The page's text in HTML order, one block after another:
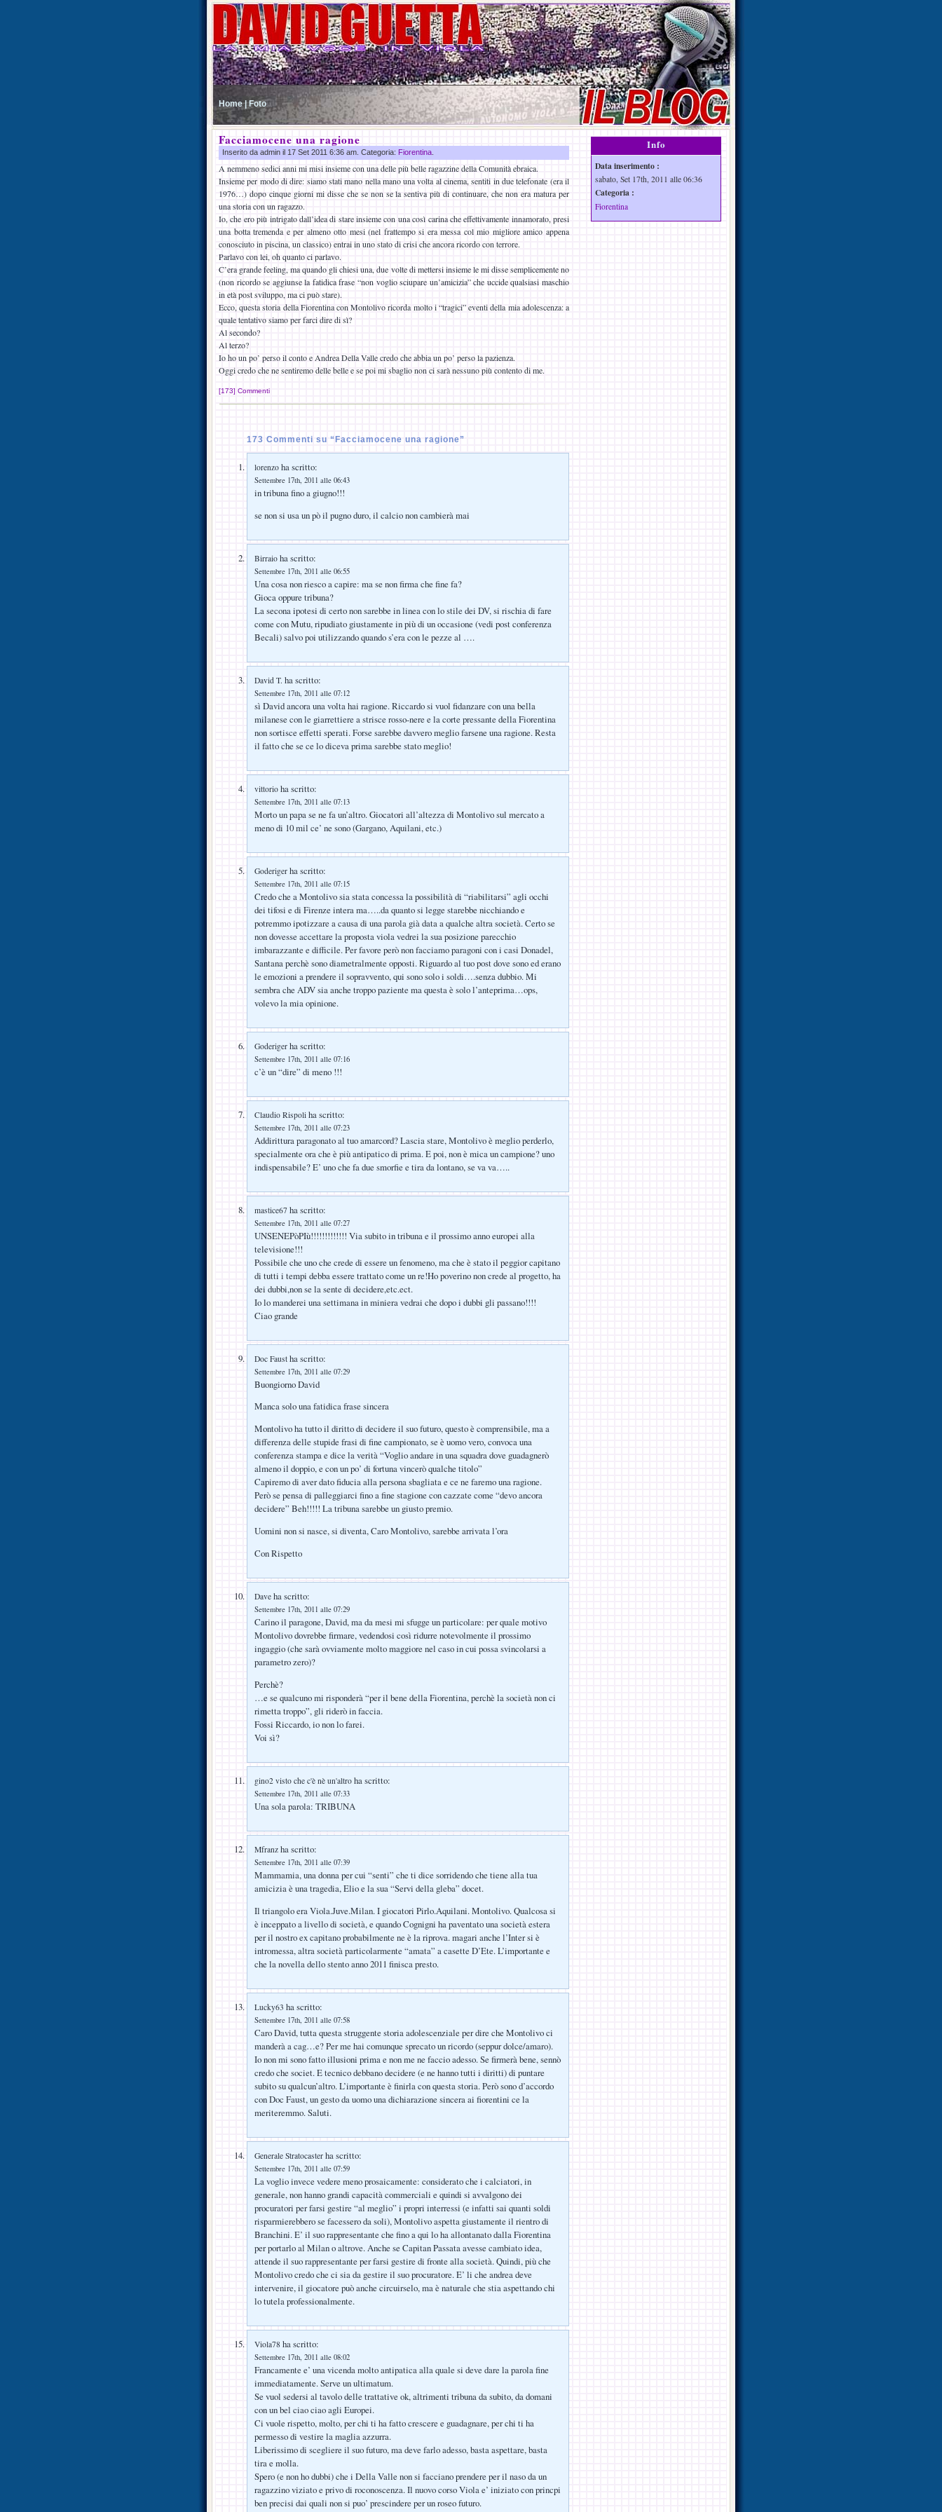
Home | Foto
Facciamocene una ragione
Inserito da admin il 17 Set 2011 6:36 am. Categoria: Fiorentina
A nemmeno sedici anni mi misi insieme con una delle più belle ragazzine della Comunità ebraica.
Insieme per modo di dire: siamo stati mano nella mano una volta al cinema, sentiti in due telefonate (era il
1976…) dopo cinque giorni mi disse che se non se la sentiva più di continuare, che non era matura per
una storia con un ragazzo.
Io, che ero più intrigato dall’idea di stare insieme con una così carina che effettivamente innamorato, presi
una botta tremenda e per almeno otto mesi (nel frattempo si era messa col mio migliore amico appena
conosciuto in piscina, un classico) entrai in uno stato di crisi che ancora ricordo con terrore.
Parlavo con lei, oh quanto ci parlavo.
C’era grande feeling, ma quando gli chiesi una, due volte di mettersi insieme le mi disse semplicemente no
(non ricordo se aggiunse la fatidica frase “non voglio sciupare un’amicizia” che uccide qualsiasi maschio
in età post sviluppo, ma ci può stare).
Ecco, questa storia della Fiorentina con Montolivo ricorda molto i “tragici” eventi della mia adolescenza: a
quale tentativo siamo per farci dire di sì?
Al secondo?
Al terzo?
Io ho un po’ perso il conto e Andrea Della Valle credo che abbia un po’ perso la pazienza.
Oggi credo che ne sentiremo delle belle e se poi mi sbaglio non ci sarà nessuno più contento di me.
[173] Commenti
173 Commenti su “Facciamocene una ragione”
lorenzo ha scritto:
Settembre 17th, 2011 alle 06:43
in tribuna fino a giugno!!!
se non si usa un pò il pugno duro, il calcio non cambierà mai
Birraio ha scritto:
Settembre 17th, 2011 alle 06:55
Una cosa non riesco a capire: ma se non firma che fine fa?
Gioca oppure tribuna?
La secona ipotesi di certo non sarebbe in linea con lo stile dei DV, si rischia di fare
come con Mutu, ripudiato giustamente in più di un occasione (vedi post conferenza
Becali) salvo poi utilizzando quando s’era con le pezze al ….
David T. ha scritto:
Settembre 17th, 2011 alle 07:12
sì David ancora una volta hai ragione. Riccardo si vuol fidanzare con una bella
milanese con le giarrettiere a strisce rosso-nere e la corte pressante della Fiorentina
non sortisce effetti sperati. Forse sarebbe davvero meglio farsene una ragione. Resta
il fatto che se ce lo diceva prima sarebbe stato meglio!
vittorio ha scritto:
Settembre 17th, 2011 alle 07:13
Morto un papa se ne fa un’altro. Giocatori all’altezza di Montolivo sul mercato a
meno di 10 mil ce’ ne sono (Gargano, Aquilani, etc.)
Goderiger ha scritto:
Settembre 17th, 2011 alle 07:15
Credo che a Montolivo sia stata concessa la possibilità di “riabilitarsi” agli occhi
dei tifosi e di Firenze intera ma…..da quanto si legge starebbe nicchiando e
potremmo ipotizzare a causa di una parola già data a qualche altra società. Certo se
non dovesse accettare la proposta viola vedrei la sua posizione parecchio
imbarazzante e difficile. Per favore però non facciamo paragoni con i casi Donadel,
Santana perchè sono diametralmente opposti. Riguardo al tuo post dove sono ed erano
le emozioni a prendere il sopravvento, qui sono solo i soldi….senza dubbio. Mi
sembra che ADV sia anche troppo paziente ma questa è solo l’anteprima…ops,
volevo la mia opinione.
Goderiger ha scritto:
Settembre 17th, 2011 alle 07:16
c’è un “dire” di meno !!!
Claudio Rispoli ha scritto:
Settembre 17th, 2011 alle 07:23
Addirittura paragonato al tuo amarcord? Lascia stare, Montolivo è meglio perderlo,
specialmente ora che è più antipatico di prima. E poi, non è mica un campione? uno
indispensabile? E’ uno che fa due smorfie e tira da lontano, se va va…..
mastice67 ha scritto:
Settembre 17th, 2011 alle 07:27
UNSENEPòPIù!!!!!!!!!!!!! Via subito in tribuna e il prossimo anno europei alla
televisione!!!
Possibile che uno che crede di essere un fenomeno, ma che è stato il peggior capitano
di tutti i tempi debba essere trattato come un re!Ho poverino non crede al progetto, ha
dei dubbi,non se la sente di decidere,etc.ect.
Io lo manderei una settimana in miniera vedrai che dopo i dubbi gli passano!!!!
Ciao grande
Doc Faust ha scritto:
Settembre 17th, 2011 alle 07:29
Buongiorno David
Manca solo una fatidica frase sincera
Montolivo ha tutto il diritto di decidere il suo futuro, questo è comprensibile, ma a
differenza delle stupide frasi di fine campionato, se è uomo vero, convoca una
conferenza stampa e dice la verità “Voglio andare in una squadra dove guadagnerò
almeno il doppio, e con un po’ di fortuna vincerò qualche titolo”
Capiremo di aver dato fiducia alla persona sbagliata e ce ne faremo una ragione.
Però se pensa di palleggiarci fino a fine stagione con cazzate come “devo ancora
decidere” Beh!!!!! La tribuna sarebbe un giusto premio.
Uomini non si nasce, si diventa, Caro Montolivo, sarebbe arrivata l’ora
Con Rispetto
Dave ha scritto:
Settembre 17th, 2011 alle 07:29
Carino il paragone, David, ma da mesi mi sfugge un particolare: per quale motivo
Montolivo dovrebbe firmare, vedendosi così ridurre notevolmente il prossimo
ingaggio (che sarà ovviamente molto maggiore nel caso in cui possa svincolarsi a
parametro zero)?
Perchè?
…e se qualcuno mi risponderà “per il bene della Fiorentina, perchè la società non ci
rimetta troppo”, gli riderò in faccia.
Fossi Riccardo, io non lo farei.
Voi sì?
gino2 visto che c'è nè un'altro ha scritto:
Settembre 17th, 2011 alle 07:33
Una sola parola: TRIBUNA
Mfranz ha scritto:
Settembre 17th, 2011 alle 07:39
Mammamia, una donna per cui “senti” che ti dice sorridendo che tiene alla tua
amicizia è una tragedia, Elio e la sua “Servi della gleba” docet.
Il triangolo era Viola.Juve.Milan. I giocatori Pirlo.Aquilani. Montolivo. Qualcosa si
è inceppato a livello di società, e quando Cognigni ha paventato una società estera
per il nostro ex capitano probabilmente ne è la riprova. magari anche l’Inter si è
intromessa, altra società particolarmente “amata” a casette D’Ete. L’importante e
che la novella dello stento anno 2011 finisca presto.
Lucky63 ha scritto:
Settembre 17th, 2011 alle 07:58
Caro David, tutta questa struggente storia adolescenziale per dire che Montolivo ci
manderà a cag…e? Per me hai comunque sprecato un ricordo (seppur dolce/amaro).
Io non mi sono fatto illusioni prima e non me ne faccio adesso. Se firmerà bene, sennò
credo che societ. E tecnico debbano decidere (e ne hanno tutti i diritti) di puntare
subito su qualcun’altro. L’importante è finirla con questa storia. Però sono d’accordo
con Doc Faust, un gesto da uomo una dichiarazione sincera ai fiorentini ce la
meriteremmo. Saluti.
Generale Stratocaster ha scritto:
Settembre 17th, 2011 alle 07:59
La voglio invece vedere meno prosaicamente: considerato che i calciatori, in
generale, non hanno grandi capacità commerciali e quindi si avvalgono dei
procuratori per farsi gestire “al meglio” i propri interressi (e infatti sai quanti soldi
risparmierebbero se facessero da soli), Montolivo aspetta giustamente il rientro di
Branchini. E’ il suo rappresentante che fino a qui lo ha allontanato dalla Fiorentina
per portarlo al Milan o altrove. Anche se Capitan Passata avesse cambiato idea,
attende il suo rappresentante per farsi gestire di fronte alla società. Quindi, più che
Montolivo credo che ci sia da gestire il suo procuratore. E’ li che andrea deve
intervenire, il giocatore può anche circuirselo, ma è naturale che stia aspettando chi
lo tutela professionalmente.
Viola78 ha scritto:
Settembre 17th, 2011 alle 08:02
Francamente e’ una vicenda molto antipatica alla quale si deve dare la parola fine
immediatamente. Serve un ultimatum.
Se vuol sedersi al tavolo delle trattative ok, altrimenti tribuna da subito, da domani
con un bel ciao ciao agli Europei.
Ci vuole rispetto, molto, per chi ti ha fatto crescere e guadagnare, per chi ti ha
permesso di vestire la maglia azzurra.
Liberissimo di scegliere il suo futuro, ma deve farlo adesso, basta aspettare, basta
tira e molla.
Spero (e non ho dubbi) che i Della Valle non si facciano prendere per il naso da un
ragazzino viziato e privo di roconoscenza. Il nuovo corso Viola e’ iniziato con princpi
ben precisi dai quali non si puo’ prescindere per un roseo futuro.
Info
Data inserimento :
sabato, Set 17th, 2011 alle 06:36
Categoria :
Fiorentina